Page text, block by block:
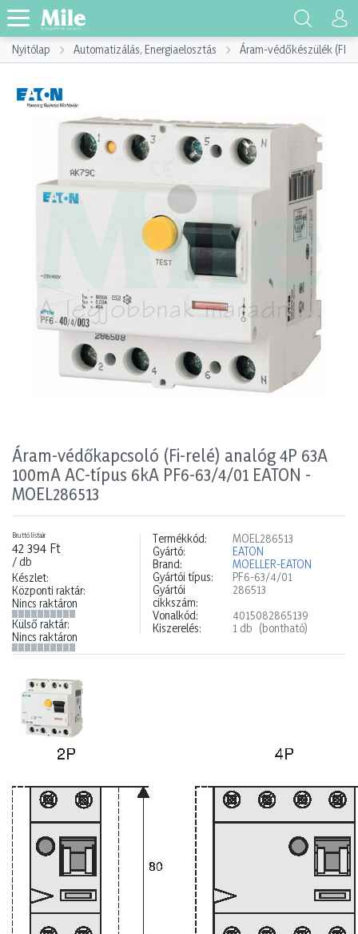
Nyitólap Automatizálás, Energiaelosztás Áram-védőkészülék (FI)
Áram-védőkapcsoló (Fi-relé) analóg 4P 63A
100mA AC-típus 6kA PF6-63/4/01 EATON -
MOEL286513
Bruttó listaár
42 394 Ft
/ db
Készlet:
Központi raktár:
Nincs raktáron
Külső raktár:
Nincs raktáron
Termékkód:
MOEL286513
Gyártó:
EATON
Brand:
MOELLER-EATON
Gyártói típus:
PF6-63/4/01
Gyártói
cikkszám:
286513
Vonalkód:
4015082865139
Kiszerelés:
1 db (bontható)